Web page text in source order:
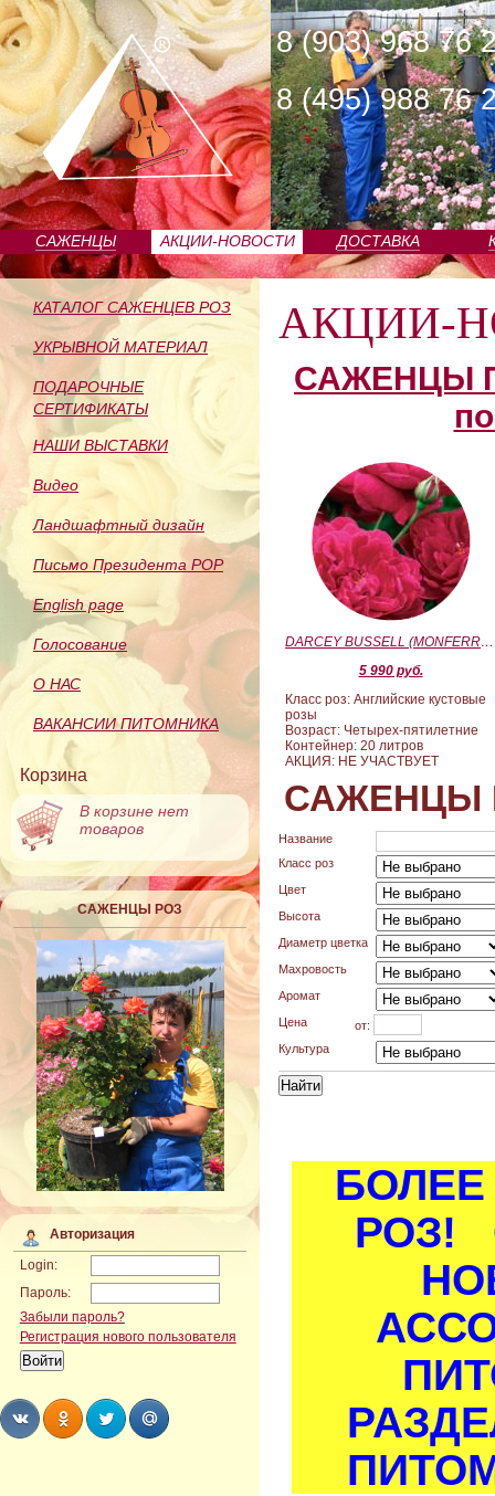
8 (903) 968 76
8 (495) 988 76
САЖЕНЦЫ
ПИТОМНИКА
АКЦИИ-НОВОСТИ ДОСТАВКА
КАТАЛОГ САЖЕНЦЕВ РОЗ
УКРЫВНОЙ МАТЕРИАЛ
ПОДАРОЧНЫЕ
СЕРТИФИКАТЫ
НАШИ ВЫСТАВКИ
Видео
Ландшафтный дизайн
Письмо Президента РОР
English page
Голосование
О НАС
ВАКАНСИИ ПИТОМНИКА
Корзина
В корзине нет
товаров
САЖЕНЦЫ РОЗ
Авторизация
Login:
Пароль:
Забыли пароль?
Регистрация нового пользователя
АКЦИИ-
САЖЕНЦЫ
DARCEY BUSSELL (MONFERRATO) (Дарси Басл)
5 990 руб.
Класс роз: Английские кустовые
розы
Возраст: Четырех-пятилетние
Контейнер: 20 литров
АКЦИЯ: НЕ УЧАСТВУЕТ
САЖЕНЦЫ
Название
Класс роз
Цвет
Высота
Диаметр цветка
Махровость
Аромат
Цена
от:
Культура
БОЛЕЕ
РОЗ!